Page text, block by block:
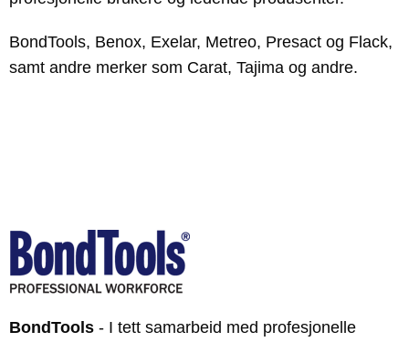
BondTools, Benox, Exelar, Metreo, Presact og Flack,
samt andre merker som Carat, Tajima og andre.
BondTools - I tett samarbeid med profesjonelle